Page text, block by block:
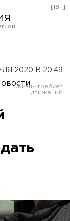
[18+]
2020 В 20:49